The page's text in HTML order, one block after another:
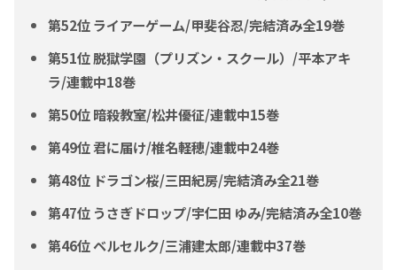
第52位 ライアーゲーム/甲斐谷忍/完結済み全19巻
第51位 脱獄学園（プリズン・スクール）/平本アキ
ラ/連載中18巻
第50位 暗殺教室/松井優征/連載中15巻
第49位 君に届け/椎名軽穂/連載中24巻
第48位 ドラゴン桜/三田紀房/完結済み全21巻
第47位 うさぎドロップ/宇仁田 ゆみ/完結済み全10巻
第46位 ベルセルク/三浦建太郎/連載中37巻